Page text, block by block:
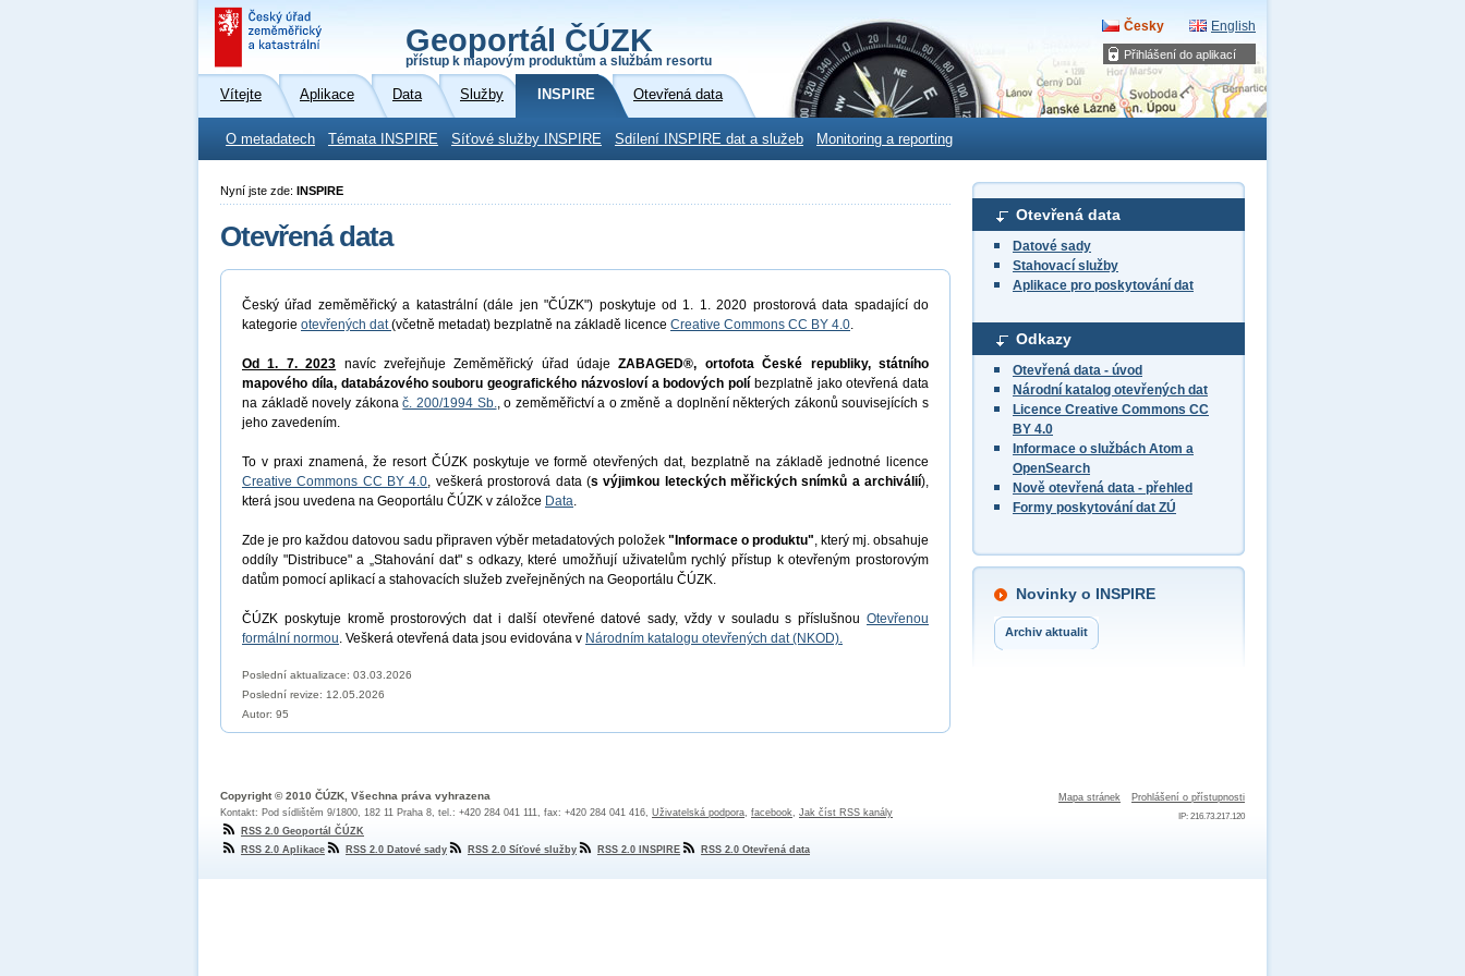
Přihlášení do aplikací
Geoportál ČÚZK
přístup k mapovým produktům a službám resortu
Česky English
Vítejte Aplikace Data Služby INSPIRE Otevřená data
O metadatech Témata INSPIRE Síťové služby INSPIRE Sdílení INSPIRE dat a služeb Monitoring a reporting
Otevřená data
Datové sady
Stahovací služby
Aplikace pro poskytování dat
Odkazy
Otevřená data - úvod
Národní katalog otevřených dat
Licence Creative Commons CC
BY 4.0
Informace o službách Atom a
OpenSearch
Nově otevřená data - přehled
Formy poskytování dat ZÚ
Novinky o INSPIRE
Archiv aktualit
Nyní jste zde: INSPIRE
Otevřená data
Český úřad zeměměřický a katastrální (dále jen "ČÚZK") poskytuje od 1. 1. 2020 prostorová data spadající do
kategorie otevřených dat(včetně metadat) bezplatně na základě licence Creative Commons CC BY 4.0.
Od 1. 7. 2023 navíc zveřejňuje Zeměměřický úřad údajeZABAGED®, ortofota České republiky, státního
mapového díla, databázového souboru geografického názvosloví a bodových polí bezplatně jako otevřená data
na základě novely zákonač. 200/1994 Sb., o zeměměřictví a o změně a doplnění některých zákonů souvisejících s
jeho zavedením.
To v praxi znamená, že resort ČÚZK poskytuje ve formě otevřených dat, bezplatně na základě jednotné licence
Creative Commons CC BY 4.0, veškerá prostorová data (s výjimkou leteckých měřických snímků a archiválií),
která jsou uvedena na Geoportálu ČÚZK v záložce Data.
Zde je pro každou datovou sadu připraven výběr metadatových položek "Informace o produktu", který mj. obsahuje
oddíly "Distribuce" a „Stahování dat" s odkazy, které umožňují uživatelům rychlý přístup k otevřeným prostorovým
datům pomocí aplikací a stahovacích služeb zveřejněných na Geoportálu ČÚZK.
ČÚZK poskytuje kromě prostorových dat i další otevřené datové sady, vždy v souladu s příslušnou Otevřenou
formální normou. Veškerá otevřená data jsou evidována v Národním katalogu otevřených dat (NKOD).
Poslední aktualizace: 03.03.2026
Poslední revize: 12.05.2026
Autor: 95
Mapa stránek Prohlášení o přístupnosti
IP: 216.73.217.120
Copyright © 2010 ČÚZK, Všechna práva vyhrazena
Kontakt: Pod sídlištěm 9/1800, 182 11 Praha 8, tel.: +420 284 041 111, fax: +420 284 041 416, Uživatelská podpora, facebook, Jak číst RSS kanály
RSS 2.0 Geoportál ČÚZK
RSS 2.0 Aplikace
RSS 2.0 Datové sady RSS 2.0 Síťové služby RSS 2.0 INSPIRE RSS 2.0 Otevřená data